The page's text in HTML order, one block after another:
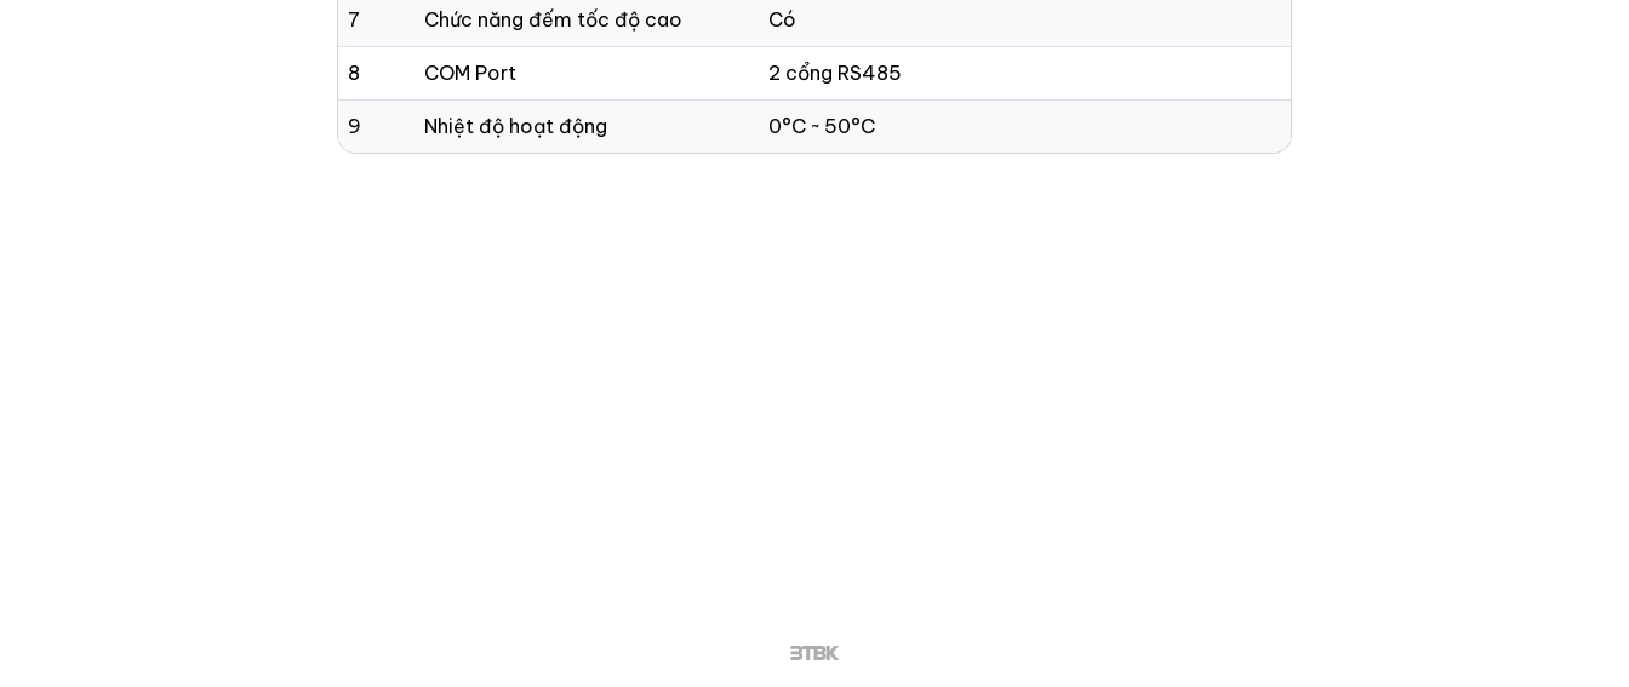
7 Chức năng đếm tốc độ cao Có
8 COM Port 2 cổng RS485
9 Nhiệt độ hoạt động 0°C ~ 50°C